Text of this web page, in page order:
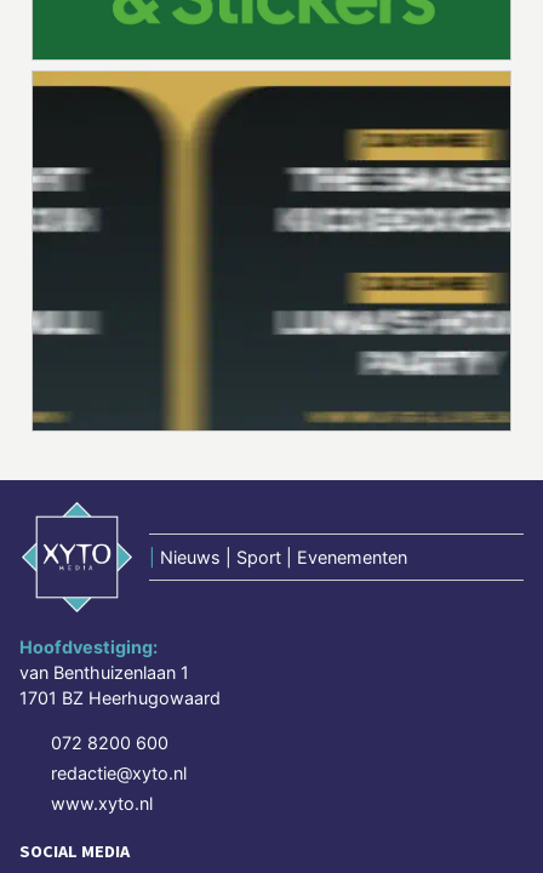
Nieuws | Sport | Evenementen
Hoofdvestiging:
van Benthuizenlaan 1
1701 BZ Heerhugowaard
072 8200 600
redactie@xyto.nl
www.xyto.nl
SOCIAL MEDIA